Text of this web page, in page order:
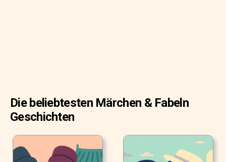
Die beliebtesten Märchen & Fabeln
Geschichten